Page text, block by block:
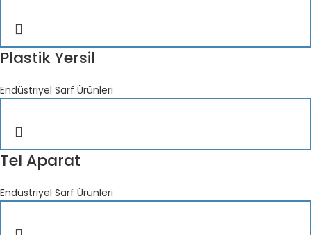
Plastik Yersil
Endüstriyel Sarf Ürünleri
Tel Aparat
Endüstriyel Sarf Ürünleri